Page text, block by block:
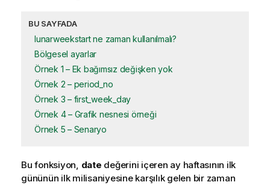
BU SAYFADA
lunarweekstart ne zaman kullanılmalı?
Bölgesel ayarlar
Örnek 1 – Ek bağımsız değişken yok
Örnek 2 – period_no
Örnek 3 – first_week_day
Örnek 4 – Grafik nesnesi örneği
Örnek 5 – Senaryo
Bu fonksiyon, date değerini içeren ay haftasının ilk
gününün ilk milisaniyesine karşılık gelen bir zaman